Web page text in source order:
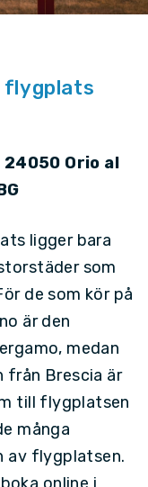
flygplats
Orio al
ligger bara
som
de som kör på
är den
medan
från Brescia är
till flygplatsen
många
av flygplatsen.